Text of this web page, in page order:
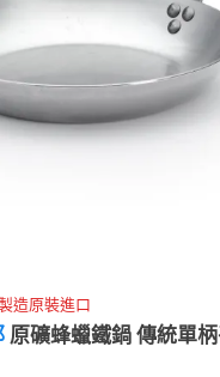
造原裝進口
原礦蜂蠟鐵鍋 傳統單